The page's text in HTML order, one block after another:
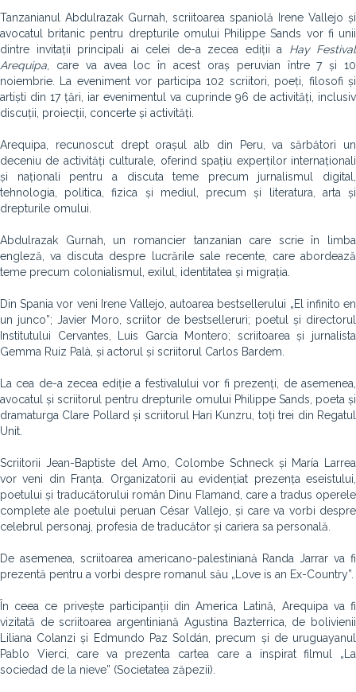
Tanzanianul Abdulrazak Gurnah, scriitoarea spaniolă Irene Vallejo și
avocatul britanic pentru drepturile omului Philippe Sands vor fi unii
dintre invitații principali ai celei de-a zecea ediții a Hay Festival
Arequipa , care va avea loc în acest oraș peruvian între 7 și 10
noiembrie. La eveniment vor participa 102 scriitori, poeți, filosofi și
artiști din 17 țări, iar evenimentul va cuprinde 96 de activități, inclusiv
discuții, proiecții, concerte și activități.
Arequipa, recunoscut drept orașul alb din Peru, va sărbători un
deceniu de activități culturale, oferind spațiu experților internaționali
și naționali pentru a discuta teme precum jurnalismul digital,
tehnologia, politica, fizica și mediul, precum și literatura, arta și
drepturile omului.
Abdulrazak Gurnah, un romancier tanzanian care scrie în limba
engleză, va discuta despre lucrările sale recente, care abordează
teme precum colonialismul, exilul, identitatea și migrația.
Din Spania vor veni Irene Vallejo, autoarea bestsellerului „El infinito en
un junco”; Javier Moro, scriitor de bestselleruri; poetul și directorul
Institutului Cervantes, Luis García Montero; scriitoarea și jurnalista
Gemma Ruiz Palà, și actorul și scriitorul Carlos Bardem.
La cea de-a zecea ediție a festivalului vor fi prezenți, de asemenea,
avocatul și scriitorul pentru drepturile omului Philippe Sands, poeta și
dramaturga Clare Pollard și scriitorul Hari Kunzru, toți trei din Regatul
Unit.
Scriitorii Jean-Baptiste del Amo, Colombe Schneck și María Larrea
vor veni din Franța. Organizatorii au evidențiat prezența eseistului,
poetului și traducătorului român Dinu Flamand, care a tradus operele
complete ale poetului peruan César Vallejo, și care va vorbi despre
celebrul personaj, profesia de traducător și cariera sa personală.
De asemenea, scriitoarea americano-palestiniană Randa Jarrar va fi
prezentă pentru a vorbi despre romanul său „Love is an Ex-Country”.
În ceea ce privește participanții din America Latină, Arequipa va fi
vizitată de scriitoarea argentiniană Agustina Bazterrica, de bolivienii
Liliana Colanzi și Edmundo Paz Soldán, precum și de uruguayanul
Pablo Vierci, care va prezenta cartea care a inspirat filmul „La
sociedad de la nieve” (Societatea zăpezii).